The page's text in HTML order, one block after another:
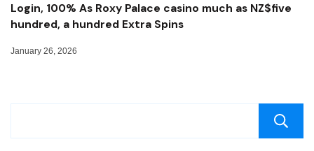
Login, 100% As Roxy Palace casino much as NZ$five
hundred, a hundred Extra Spins
January 26, 2026